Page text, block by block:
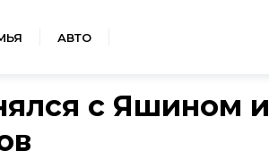
АВТО
с Яшином и